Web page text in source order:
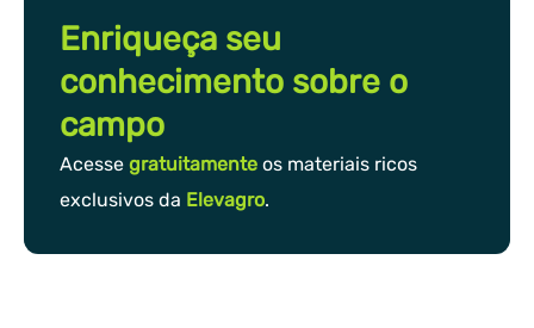
Enriqueça seu
conhecimento sobre o
campo
Acesse gratuitamente os materiais ricos
exclusivos da Elevagro.